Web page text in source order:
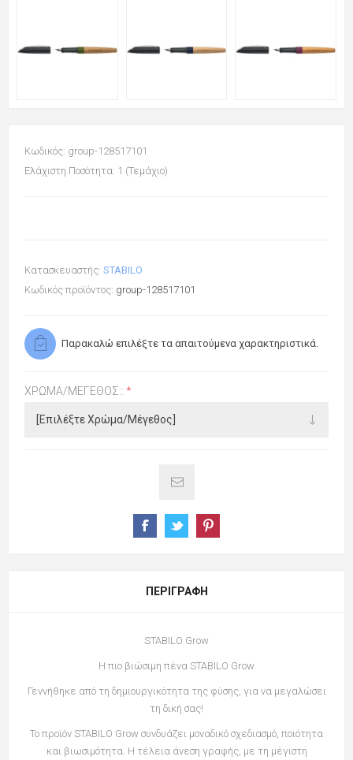
Κωδικός: group-128517101
Ελάχιστη Ποσότητα: 1 (Τεμάχιο)
Κατασκευαστής: STABILO
Κωδικός προϊόντος: group-128517101
Παρακαλώ επιλέξτε τα απαιτούμενα χαρακτηριστικά.
ΧΡΏΜΑ/ΜΈΓΕΘΟΣ:: *
ΠΕΡΙΓΡΑΦΉ
STABILO Grow
H πιο βιώσιμη πένα STABILO Grow
Γεννήθηκε από τη δημιουργικότητα της φύσης, για να μεγαλώσει
τη δική σας!
Το προϊόν STABILO Grow συνδυάζει μοναδικό σχεδιασμό, ποιότητα
και βιωσιμότητα. Η τέλεια άνεση γραφής, με τη μέγιστη